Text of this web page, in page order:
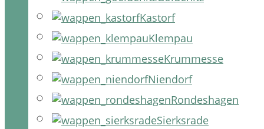
Kastorf
Klempau
Krummesse
Niendorf
Rondeshagen
Sierksrade